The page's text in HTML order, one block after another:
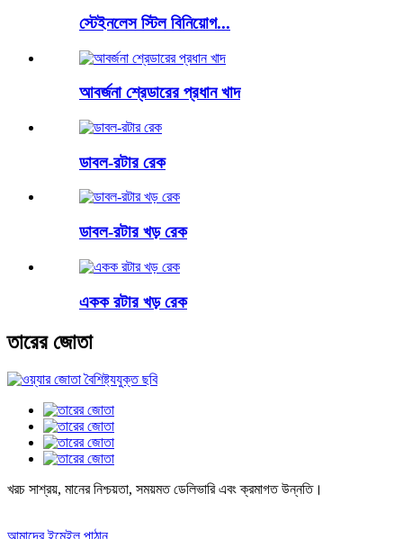
স্টেইনলেস স্টিল বিনিয়োগ...
আবর্জনা শ্রেডারের প্রধান খাদ
ডাবল-রটার রেক
ডাবল-রটার খড় রেক
একক রটার খড় রেক
তারের জোতা
খরচ সাশ্রয়, মানের নিশ্চয়তা, সময়মত ডেলিভারি এবং ক্রমাগত উন্নতি।